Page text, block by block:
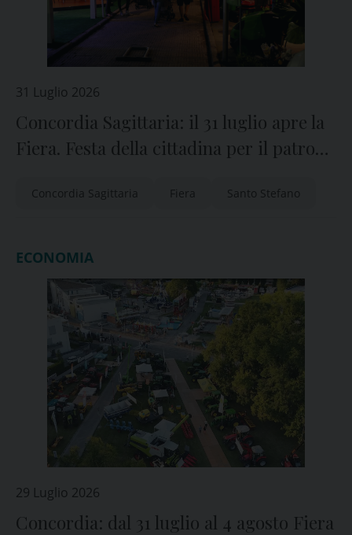
31 Luglio 2026
Concordia Sagittaria: il 31 luglio apre la
Fiera. Festa della cittadina per il patrono
Concordia Sagittaria Fiera Santo Stefano
ECONOMIA
29 Luglio 2026
Concordia: dal 31 luglio al 4 agosto Fiera